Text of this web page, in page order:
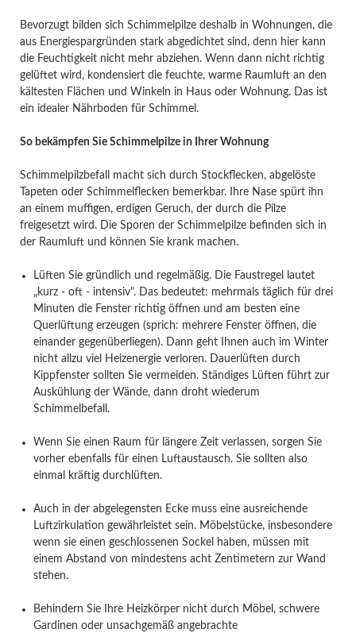
Bevorzugt bilden sich Schimmelpilze deshalb in Wohnungen, die
aus Energiespargründen stark abgedichtet sind, denn hier kann
die Feuchtigkeit nicht mehr abziehen. Wenn dann nicht richtig
gelüftet wird, kondensiert die feuchte, warme Raumluft an den
kältesten Flächen und Winkeln in Haus oder Wohnung. Das ist
ein idealer Nährboden für Schimmel.
So bekämpfen Sie Schimmelpilze in Ihrer Wohnung
Schimmelpilzbefall macht sich durch Stockflecken, abgelöste
Tapeten oder Schimmelflecken bemerkbar. Ihre Nase spürt ihn
an einem muffigen, erdigen Geruch, der durch die Pilze
freigesetzt wird. Die Sporen der Schimmelpilze befinden sich in
der Raumluft und können Sie krank machen.
Lüften Sie gründlich und regelmäßig. Die Faustregel lautet
„kurz - oft - intensiv". Das bedeutet: mehrmals täglich für drei
Minuten die Fenster richtig öffnen und am besten eine
Querlüftung erzeugen (sprich: mehrere Fenster öffnen, die
einander gegenüberliegen). Dann geht Ihnen auch im Winter
nicht allzu viel Heizenergie verloren. Dauerlüften durch
Kippfenster sollten Sie vermeiden. Ständiges Lüften führt zur
Auskühlung der Wände, dann droht wiederum
Schimmelbefall.
Wenn Sie einen Raum für längere Zeit verlassen, sorgen Sie
vorher ebenfalls für einen Luftaustausch. Sie sollten also
einmal kräftig durchlüften.
Auch in der abgelegensten Ecke muss eine ausreichende
Luftzirkulation gewährleistet sein. Möbelstücke, insbesondere
wenn sie einen geschlossenen Sockel haben, müssen mit
einem Abstand von mindestens acht Zentimetern zur Wand
stehen.
Behindern Sie Ihre Heizkörper nicht durch Möbel, schwere
Gardinen oder unsachgemäß angebrachte